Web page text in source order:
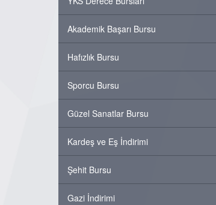
Akademik Başarı Bursu
Hafızlık Bursu
Sporcu Bursu
Güzel Sanatlar Bursu
Kardeş ve Eş İndirimi
Şehit Bursu
Gazi İndirimi